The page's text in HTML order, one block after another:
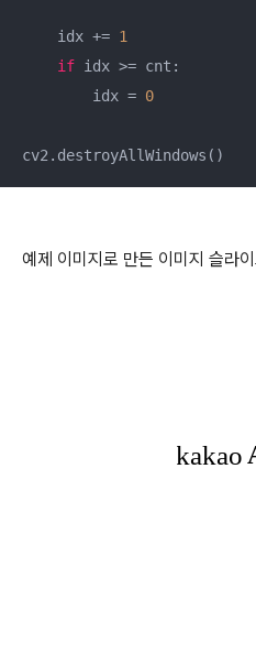
    idx +=
1
if idx >= cnt:
        idx =
0
예제 이미지로 만든 이미지 슬라